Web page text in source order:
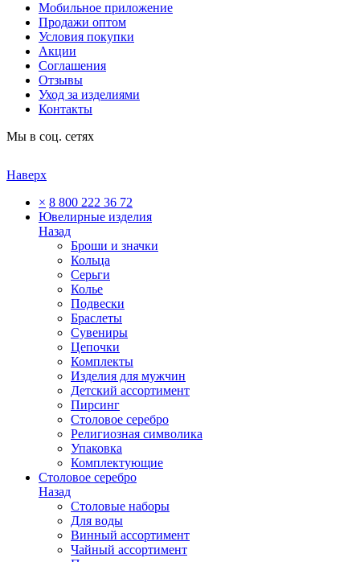
Мобильное приложение
Продажи оптом
Условия покупки
Акции
Соглашения
Отзывы
Уход за изделиями
Контакты
Мы в соц. сетях
Наверх
× 8 800 222 36 72
Ювелирные изделия
Назад
Броши и значки
Кольца
Серьги
Колье
Подвески
Браслеты
Сувениры
Цепочки
Комплекты
Изделия для мужчин
Детский ассортимент
Пирсинг
Столовое серебро
Религиозная символика
Упаковка
Комплектующие
Столовое серебро
Назад
Столовые наборы
Для воды
Винный ассортимент
Чайный ассортимент